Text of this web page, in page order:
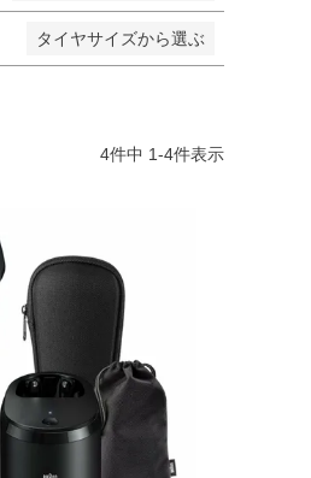
タイヤサイズから選ぶ
4件中 1-4件表示